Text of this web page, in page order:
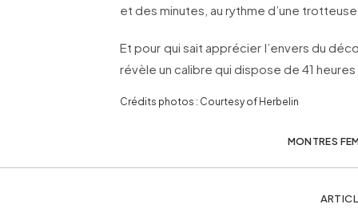
et des minutes, au rythme d’une
Et pour qui sait apprécier l’envers du
révèle un calibre qui dispose de 41
Crédits photos : Courtesy of Herbelin
MONTRES